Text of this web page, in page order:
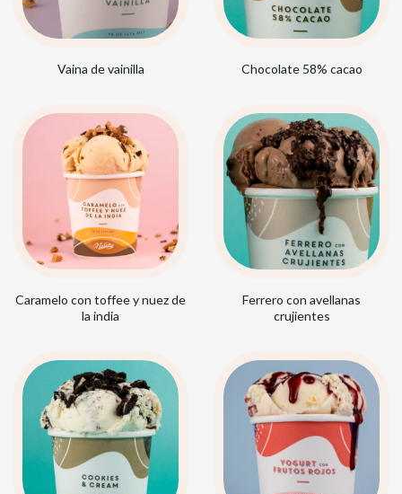
Vaina de vainilla Chocolate 58% cacao
Caramelo con toffee y nuez de
la india
Ferrero con avellanas
crujientes